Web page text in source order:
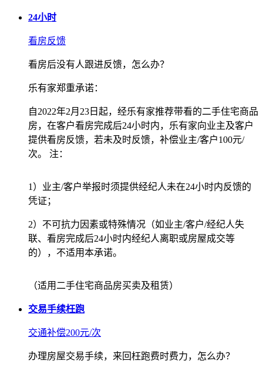
24小时
看房反馈
看房后没有人跟进反馈，怎么办？
乐有家郑重承诺：
自2022年2月23日起，经乐有家推荐带看的二手住宅商品
房，在客户看房完成后24小时内，乐有家向业主及客户
提供看房反馈，若未及时反馈，补偿业主/客户100元/
次。 注：
1）业主/客户举报时须提供经纪人未在24小时内反馈的
凭证；
2）不可抗力因素或特殊情况（如业主/客户/经纪人失
联、看房完成后24小时内经纪人离职或房屋成交等
的），不适用本承诺。
（适用二手住宅商品房买卖及租赁）
交易手续枉跑
交通补偿200元/次
办理房屋交易手续，来回枉跑费时费力，怎么办？